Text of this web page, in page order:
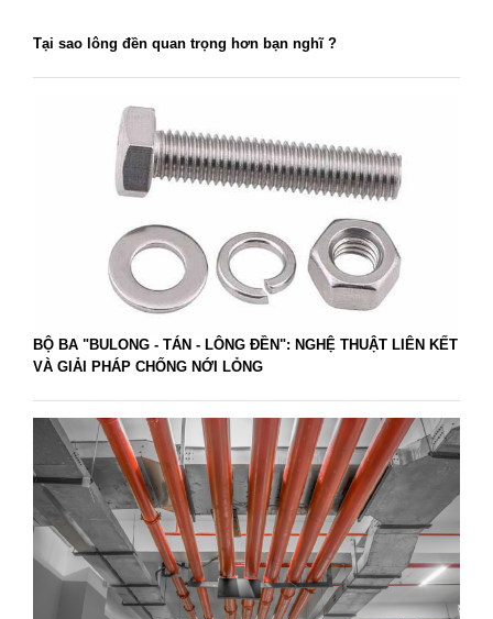
Tại sao lông đền quan trọng hơn bạn nghĩ ?
BỘ BA "BULONG - TÁN - LÔNG ĐỀN": NGHỆ THUẬT LIÊN KẾT
VÀ GIẢI PHÁP CHỐNG NỚI LỎNG